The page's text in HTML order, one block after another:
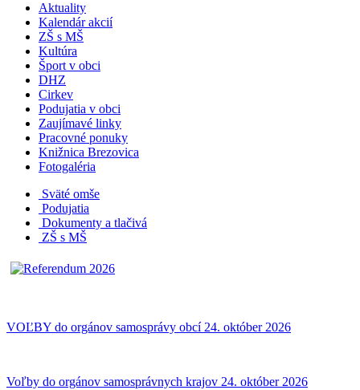
Aktuality
Kalendár akcií
ZŠ s MŠ
Kultúra
Šport v obci
DHZ
Cirkev
Podujatia v obci
Zaujímavé linky
Pracovné ponuky
Knižnica Brezovica
Fotogaléria
Sväté omše
Podujatia
Dokumenty a tlačivá
ZŠ s MŠ
VOĽBY do orgánov samosprávy obcí 24. október 2026
Voľby do orgánov samosprávnych krajov 24. október 2026